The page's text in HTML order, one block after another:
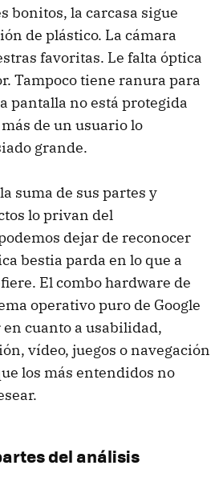
bonitos, la carcasa sigue
de plástico. La cámara
favoritas. Le falta óptica
Tampoco tiene ranura para
pantalla no está protegida
de un usuario lo
grande.
suma de sus partes y
lo privan del
dejar de reconocer
bestia parda en lo que a
El combo hardware de
operativo puro de Google
cuanto a usabilidad,
vídeo, juegos o navegación
los más entendidos no
del análisis